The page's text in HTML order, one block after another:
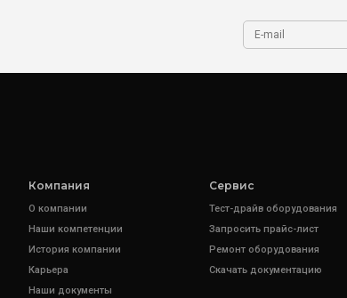
Компания
О компании
Наши компетенции
История компании
Карьера
Наши документы
Сервис
Тест-драйв оборудования
Запросить прайс-лист
Ремонт оборудования
Скачать документацию